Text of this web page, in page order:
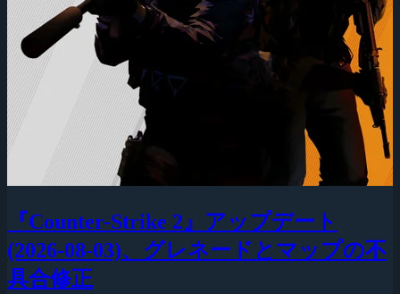
『Counter-Strike 2』アップデート
(2026-08-03)、グレネードとマップの不
具合修正